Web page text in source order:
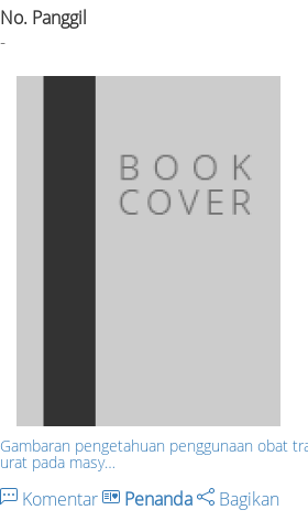
No. Panggil
-
Gambaran pengetahuan penggunaan obat
urat pada masy…
Komentar Penanda Bagikan